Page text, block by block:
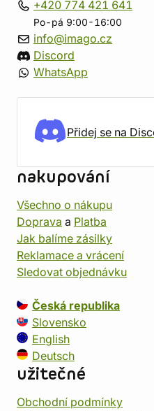
+420 774 421 641
Po-pá 9:00-16:00
info@imago.cz
Discord
WhatsApp
Přidej se na
nakupování
Všechno o nákupu
Doprava a Platba
Jak balíme zásilky
Reklamace a vrácení
Sledovat objednávku
Česká republika
Slovensko
English
Deutsch
užitečné
Obchodní podmínky